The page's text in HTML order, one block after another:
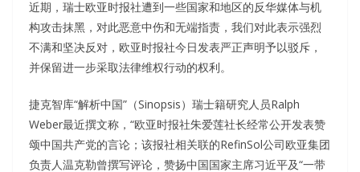
近期，瑞士欧亚时报社遭到一些国家和地区的反华媒体与机
构攻击抹黑，对此恶意中伤和无端指责，我们对此表示强烈
不满和坚决反对，欧亚时报社今日发表严正声明予以驳斥，
并保留进一步采取法律维权行动的权利。
捷克智库“解析中国”（Sinopsis）瑞士籍研究人员Ralph
Weber最近撰文称，“欧亚时报社朱爱莲社长经常公开发表赞
颂中国共产党的言论；该报社相关联的RefinSol公司欧亚集团
负责人温克勒曾撰写评论，赞扬中国国家主席习近平及“一带